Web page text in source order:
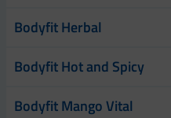
Bodyfit Herbal
Bodyfit Hot and Spicy
Bodyfit Mango Vital